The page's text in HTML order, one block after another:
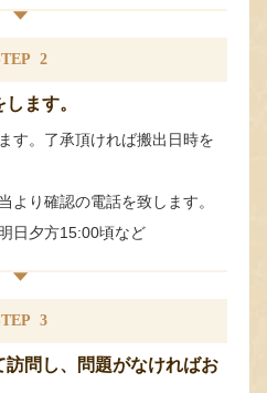
2
ます。
す。了承頂ければ搬出日時を
より確認の電話を致します。
日夕方15:00頃など
3
問し、問題がなければお